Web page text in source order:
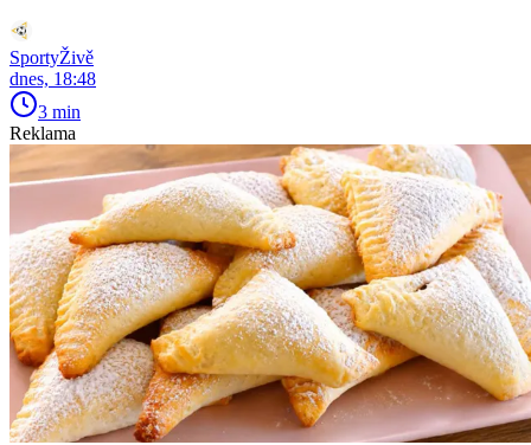
SportyŽivě
dnes, 18:48
3 min
Reklama